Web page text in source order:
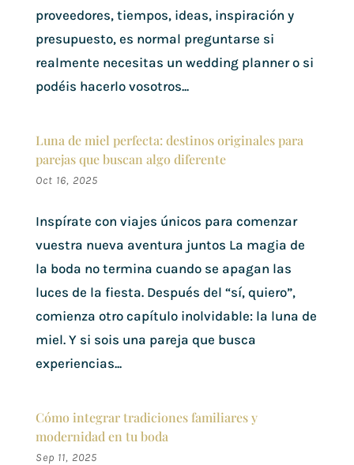
proveedores, tiempos, ideas, inspiración y
presupuesto, es normal preguntarse si
realmente necesitas un wedding planner o si
podéis hacerlo vosotros...
Luna de miel perfecta: destinos originales para
parejas que buscan algo diferente
Oct 16, 2025
Inspírate con viajes únicos para comenzar
vuestra nueva aventura juntos La magia de
la boda no termina cuando se apagan las
luces de la fiesta. Después del “sí, quiero”,
comienza otro capítulo inolvidable: la luna de
miel. Y si sois una pareja que busca
experiencias...
Cómo integrar tradiciones familiares y
modernidad en tu boda
Sep 11, 2025